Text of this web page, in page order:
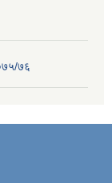
७६